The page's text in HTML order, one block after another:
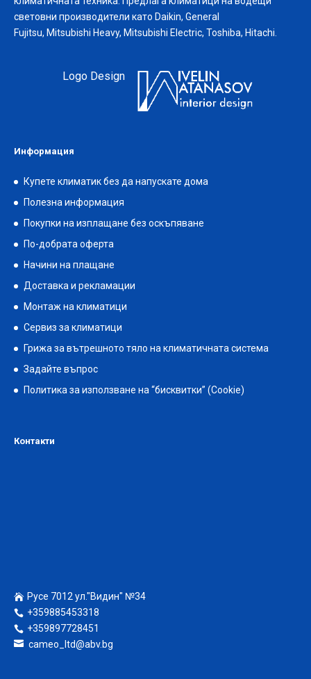
световни производители като Daikin, General
Fujitsu, Mitsubishi Heavy, Mitsubishi Electric, Toshiba, Hitachi.
Logo Design
Информация
Купете климатик без да напускате дома
Полезна информация
Покупки на изплащане без оскъпяване
По-добрата оферта
Начини на плащане
Доставка и рекламации
Монтаж на климатици
Сервиз за климатици
Грижа за вътрешното тяло на климатичната система
Задайте въпрос
Политика за използване на “бисквитки” (Cookie)
Контакти
Русе 7012 ул."Видин" №34
+359885453318
+359897728451
cameo_ltd@abv.bg